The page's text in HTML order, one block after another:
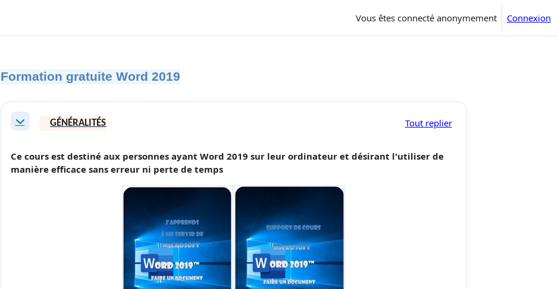
Vous êtes connecté anonymement Connexion
Formation gratuite Word 2019
Résumé de section
Replier GÉNÉRALITÉS Tout replier
Ce cours est destiné aux personnes ayant Word 2019 sur leur ordinateur et désirant l'utiliser de
manière efficace sans erreur ni perte de temps